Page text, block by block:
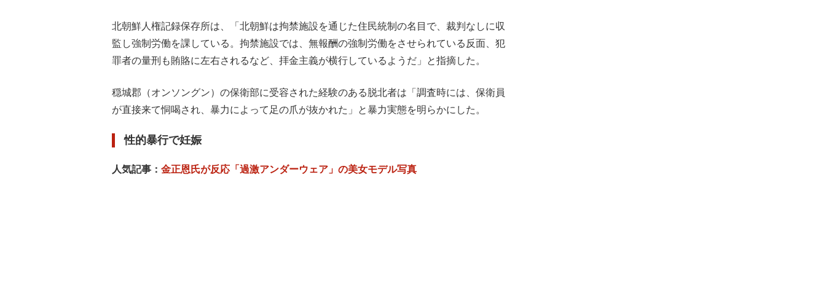
北朝鮮人権記録保存所は、「北朝鮮は拘禁施設を通じた住民統制の名目で、裁判なしに収
監し強制労働を課している。拘禁施設では、無報酬の強制労働をさせられている反面、犯
罪者の量刑も賄賂に左右されるなど、拝金主義が横行しているようだ」と指摘した。
穏城郡（オンソングン）の保衛部に受容された経験のある脱北者は「調査時には、保衛員
が直接来て恫喝され、暴力によって足の爪が抜かれた」と暴力実態を明らかにした。
性的暴行で妊娠
人気記事： 金正恩氏が反応「過激アンダーウェア」の美女モデル写真